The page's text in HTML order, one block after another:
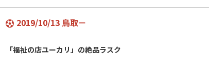
2019/10/13 鳥取－
「福祉の店ユーカリ」の絶品ラスク